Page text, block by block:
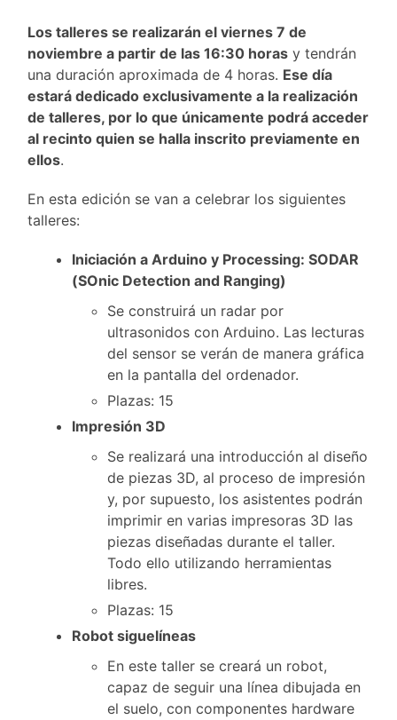
Los talleres se realizarán el viernes 7 de
noviembre a partir de las 16:30 horas y tendrán
una duración aproximada de 4 horas. Ese día
estará dedicado exclusivamente a la realización
de talleres, por lo que únicamente podrá acceder
al recinto quien se halla inscrito previamente en
ellos.
En esta edición se van a celebrar los siguientes
talleres:
Iniciación a Arduino y Processing: SODAR
(SOnic Detection and Ranging)
Se construirá un radar por
ultrasonidos con Arduino. Las lecturas
del sensor se verán de manera gráfica
en la pantalla del ordenador.
Plazas: 15
Impresión 3D
Se realizará una introducción al diseño
de piezas 3D, al proceso de impresión
y, por supuesto, los asistentes podrán
imprimir en varias impresoras 3D las
piezas diseñadas durante el taller.
Todo ello utilizando herramientas
libres.
Plazas: 15
Robot siguelíneas
En este taller se creará un robot,
capaz de seguir una línea dibujada en
el suelo, con componentes hardware